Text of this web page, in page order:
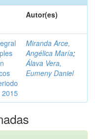
Autor(es)
2015
Miranda Arce,
Angélica María;
Álava Vera,
Eumeny Daniel